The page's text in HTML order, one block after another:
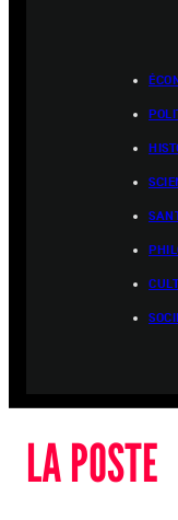
LA POSTE